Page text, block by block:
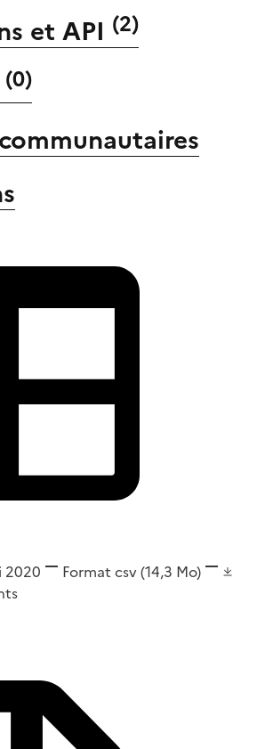
et API (2)
(0)
2020 Format csv(14,3 Mo)